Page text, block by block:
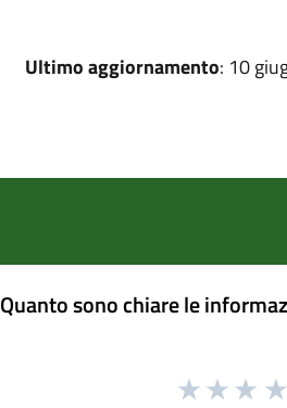
Ultimo aggiornamento: 10
Quanto sono chiare le